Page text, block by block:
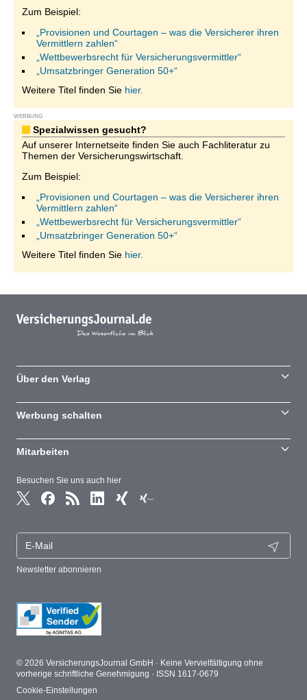
Zum Beispiel:
„Provisionen und Courtagen – was die Versicherer ihren
Vermittlern zahlen“
„Wettbewerbsrecht für Versicherungsvermittler“
„Umsatzbringer Generation 50+“
Weitere Titel finden Sie hier.
WERBUNG
Spezialwissen gesucht?
Auf unserer Internetseite finden Sie auch Fachliteratur zu
Themen der Versicherungswirtschaft.
Zum Beispiel:
„Provisionen und Courtagen – was die Versicherer ihren
Vermittlern zahlen“
„Wettbewerbsrecht für Versicherungsvermittler“
„Umsatzbringer Generation 50+“
Weitere Titel finden Sie hier.
Besuchen Sie uns auch hier
Newsletter abonnieren
Über den Verlag
Werbung schalten
Mitarbeiten
© 2026 VersicherungsJournal GmbH · Keine Vervielfältigung ohne
vorherige schriftliche Genehmigung · ISSN 1617-0679
Cookie-Einstellungen